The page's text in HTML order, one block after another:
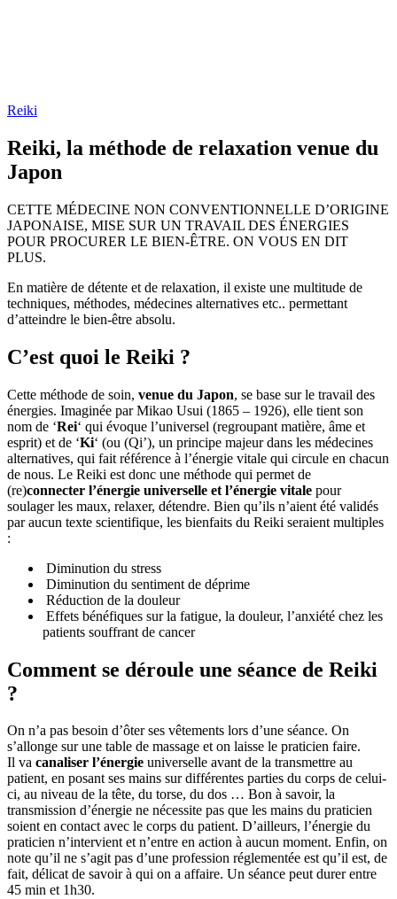
Reiki
Reiki, la méthode de relaxation venue du
Japon
CETTE MÉDECINE NON CONVENTIONNELLE D’ORIGINE
JAPONAISE, MISE SUR UN TRAVAIL DES ÉNERGIES
POUR PROCURER LE BIEN-ÊTRE. ON VOUS EN DIT
PLUS.
En matière de détente et de relaxation, il existe une multitude de
techniques, méthodes, médecines alternatives etc.. permettant
d’atteindre le bien-être absolu.
C’est quoi le Reiki ?
Cette méthode de soin, venue du Japon, se base sur le travail des
énergies. Imaginée par Mikao Usui (1865 – 1926), elle tient son
nom de ‘Rei‘ qui évoque l’universel (regroupant matière, âme et
esprit) et de ‘Ki‘ (ou (Qi’), un principe majeur dans les médecines
alternatives, qui fait référence à l’énergie vitale qui circule en chacun
de nous. Le Reiki est donc une méthode qui permet de
(re)connecter l’énergie universelle et l’énergie vitale pour
soulager les maux, relaxer, détendre. Bien qu’ils n’aient été validés
par aucun texte scientifique, les bienfaits du Reiki seraient multiples
:
Diminution du stress
Diminution du sentiment de déprime
Réduction de la douleur
Effets bénéfiques sur la fatigue, la douleur, l’anxiété chez les
patients souffrant de cancer
Comment se déroule une séance de Reiki
?
On n’a pas besoin d’ôter ses vêtements lors d’une séance. On
s’allonge sur une table de massage et on laisse le praticien faire.
Il va canaliser l’énergie universelle avant de la transmettre au
patient, en posant ses mains sur différentes parties du corps de celui-
ci, au niveau de la tête, du torse, du dos … Bon à savoir, la
transmission d’énergie ne nécessite pas que les mains du praticien
soient en contact avec le corps du patient. D’ailleurs, l’énergie du
praticien n’intervient et n’entre en action à aucun moment. Enfin, on
note qu’il ne s’agit pas d’une profession réglementée est qu’il est, de
fait, délicat de savoir à qui on a affaire. Un séance peut durer entre
45 min et 1h30.